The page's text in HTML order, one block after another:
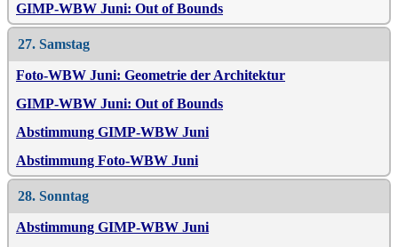
GIMP-WBW Juni: Out of Bounds
27. Samstag
Foto-WBW Juni: Geometrie der Architektur
GIMP-WBW Juni: Out of Bounds
Abstimmung GIMP-WBW Juni
Abstimmung Foto-WBW Juni
28. Sonntag
Abstimmung GIMP-WBW Juni